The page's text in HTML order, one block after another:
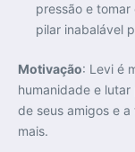
pressão e
pilar inabalável
Motivação: Levi é
humanidade e
de seus amigos e
mais.